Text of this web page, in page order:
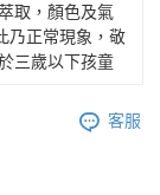
取，顏色及氣
乃正常現象，敬
三歲以下孩童
客服